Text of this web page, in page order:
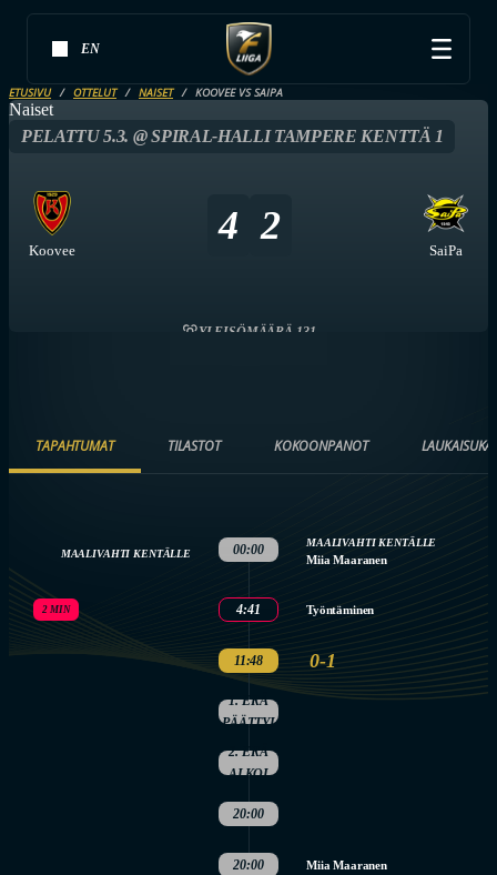
EN
ETUSIVU OTTELUT NAISET KOOVEE VS SAIPA
Naiset
PELATTU 5.3. @ SPIRAL-HALLI TAMPERE KENTTÄ 1
Koovee
4 2
SaiPa
YLEISÖMÄÄRÄ 131
TAPAHTUMAT TILASTOT KOKOONPANOT
MAALIVAHTI KENTÄLLE 00:00 MAALIVAHTI KENTÄLLE
Miia Maaranen
4:41 Työntäminen
2 MIN
11:48 0-1
1. ERÄ
PÄÄTTYI
2. ERÄ
ALKOI
20:00
20:00 Miia Maaranen